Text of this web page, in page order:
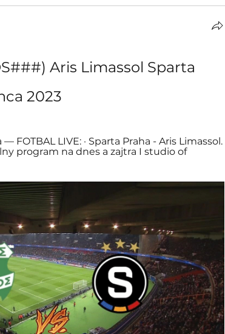
Aris Limassol Sparta
2023
FOTBAL LIVE: · Sparta Praha - Aris Limassol.
program na dnes a zajtra I studio of